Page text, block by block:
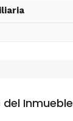
Inmueble